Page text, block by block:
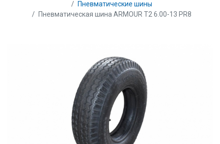
Пневматические шины
Пневматическая шина ARMOUR T2 6.00-13 PR8